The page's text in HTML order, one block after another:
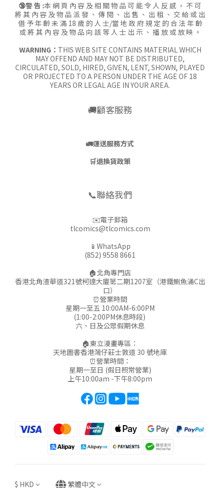
🔞警 告 :本 網 頁 內 容 及 相 關 物 品 可 能 令 人 反 感 ， 不 可
將 其 內 容 及 物 品 派 發 、 傳 閱 、 出 售 、 出 租 、 交 給 或 出
借 予 年 齡 未 滿 18 歲 的 人 士/當 地 政 府 規 定 的 合 法 年 齡
或 將 其 內 容 及 物 品 向 該 等 人 士 出 示 、 播 放 或 放 映 。
WARNING： THIS WEB SITE CONTAINS MATERIAL WHICH
MAY OFFEND AND MAY NOT BE DISTRIBUTED,
CIRCULATED, SOLD, HIRED, GIVEN, LENT, SHOWN, PLAYED
OR PROJECTED TO A PERSON UNDER THE AGE OF 18
YEARS OR LEGAL AGE IN YOUR AREA.
🚚顧客服務
🚛運送服務方式
🛒退換貨政策
📞聯絡我們
✉️電子郵箱
tlcomics@tlcomics.com
📱WhatsApp
(852) 9558 8661
🏠北角專門店
香港北角渣華道321號柯達大廈第二期1207室（港鐵鰂魚涌C出
口）
⏰營業時間
星期一至五 10:00AM-6:00PM
(1:00-2:00PM休息時段)
六、日及公眾假期休息
🏠東立漫畫專區：
天地圖書香港灣仔莊士敦道 30 號地庫
⏰營業時間：
星期一至日 (假日照常營業)
上午10:00am -下午8:00pm
$ HKD 繁體中文